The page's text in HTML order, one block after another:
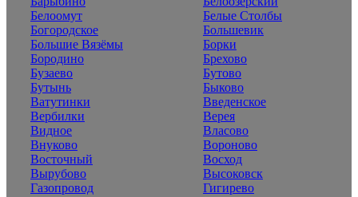
Белоомут
Белые Столбы
Богородское
Большевик
Большие Вязёмы
Борки
Бородино
Брехово
Бузаево
Бутово
Бутынь
Быково
Ватутинки
Введенское
Вербилки
Верея
Видное
Власово
Внуково
Вороново
Восточный
Восход
Вырубово
Высоковск
Газопровод
Гигирево